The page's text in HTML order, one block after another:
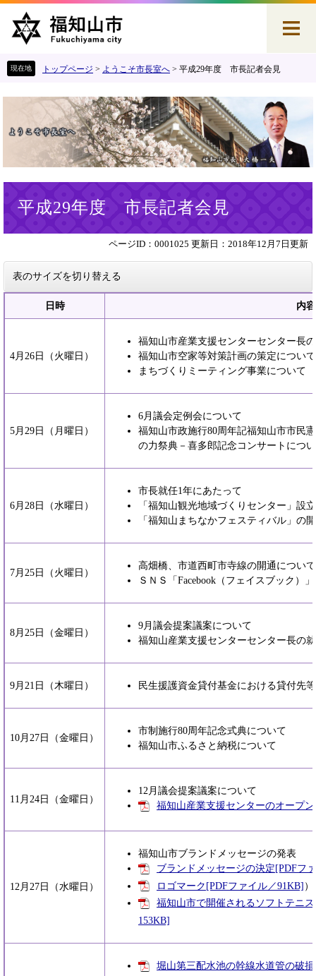
で
ば
へ
トップページ > ようこそ市長室へ > 平成29年度 市長記者会見
平成29年度 市長記者会見
ページID：0001025 更新日：2018年12月7日更新
表のサイズを切り替える
日時 内容
4月26日（火曜日）
福知山市産業支援センターセンター長
福知山市空家等対策計画の策定について
まちづくりミーティング事業について
5月29日（月曜日）
6月議会定例会について
福知山市政施行80周年記福知山市市民
の力祭典－喜多郎記念コンサートにつ
6月28日（水曜日）
市長就任1年にあたって
「福知山観光地域づくりセンター」設
「福知山まちなかフェスティバル」の
7月25日（火曜日）
高畑橋、市道西町市寺線の開通について
ＳＮＳ「Facebook（フェイスブック）
8月25日（金曜日）
9月議会提案議案について
福知山産業支援センターセンター長の
9月21日（木曜日） 民生援護資金貸付基金における貸付先
10月27日（金曜日）
市制施行80周年記念式典について
福知山市ふるさと納税について
11月24日（金曜日）
12月議会提案議案について
福知山産業支援センターのオープ
12月27日（水曜日）
福知山市ブランドメッセージの発表
ブランドメッセージの決定[PDFフ
ロゴマーク[PDFファイル／91KB] ）
福知山市で開催されるソフトテニ
153KB]
堀山第三配水池の幹線水道管の破